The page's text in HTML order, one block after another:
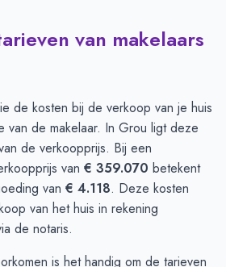
van makelaars
de kosten bij de verkoop van je huis
van de makelaar. In Grou ligt deze
de verkoopprijs. Bij een
van € 359.070 betekent
van € 4.118. Deze kosten
van het huis in rekening
de notaris.
is het handig om de tarieven